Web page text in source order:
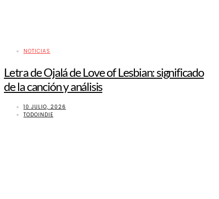
NOTICIAS
Letra de Ojalá de Love of Lesbian: significado
de la canción y análisis
10 JULIO, 2026
TODOINDIE